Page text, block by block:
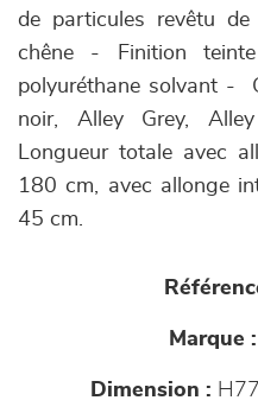
de particules revêtu
chêne - Finition
polyuréthane solvant -
noir, Alley Grey,
Longueur totale avec
180 cm, avec allonge
45 cm.
Marque :
Dimension :